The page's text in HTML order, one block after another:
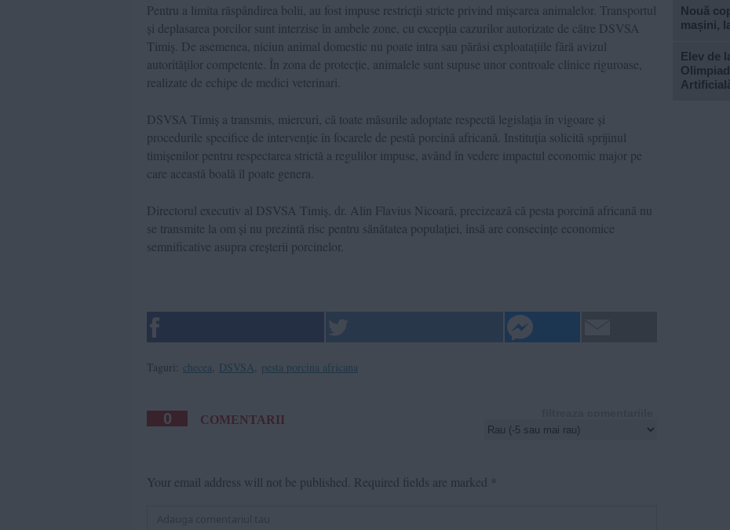
Pentru a limita răspândirea bolii, au fost impuse restricții stricte privind mișcarea animalelor. Transportul
și deplasarea porcilor sunt interzise în ambele zone, cu excepția cazurilor autorizate de către DSVSA
Timiș. De asemenea, niciun animal domestic nu poate intra sau părăsi exploatațiile fără avizul
autorităților competente. În zona de protecție, animalele sunt supuse unor controale clinice riguroase,
realizate de echipe de medici veterinari.
DSVSA Timiș a transmis, miercuri, că toate măsurile adoptate respectă legislația în vigoare și
procedurile specifice de intervenție în focarele de pestă porcină africană. Instituția solicită sprijinul
timișenilor pentru respectarea strictă a regulilor impuse, având în vedere impactul economic major pe
care această boală îl poate genera.
Directorul executiv al DSVSA Timiș, dr. Alin Flavius Nicoară, precizează că pesta porcină africană nu
se transmite la om și nu prezintă risc pentru sănătatea populației, însă are consecințe economice
semnificative asupra creșterii porcinelor.
Taguri: checea DSVSA pesta porcina africana
0 COMENTARII
Your email address will not be published. Required fields are marked *
Nouă
mașini,
Elev de